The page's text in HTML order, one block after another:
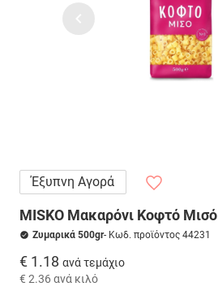
Έξυπνη Αγορά
MISKO Μακαρόνι Κοφτό Μισό
Ζυμαρικά 500gr- Κωδ. προϊόντος 44231
€ 1.18 ανά τεμάχιο
€ 2.36 ανά κιλό